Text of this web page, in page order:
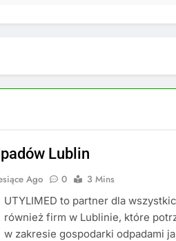
Lublin
Ago 0
3 Mins
UTYLIMED to partner dla
również firm w Lublinie, które
w zakresie gospodarki odpadami